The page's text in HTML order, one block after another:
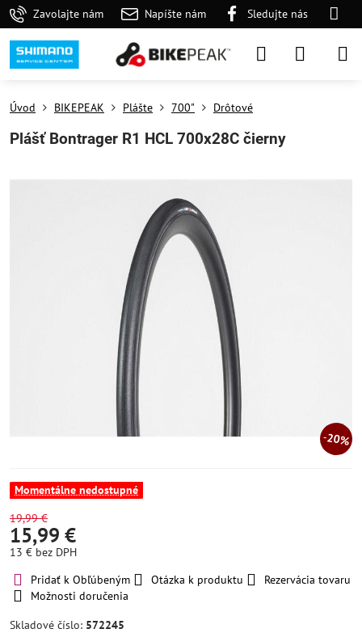
Zavolajte nám Napíšte nám Sledujte nás
20%
Úvod BIKEPEAK Plášte 700" Drôtové
Plášť Bontrager R1 HCL 700x28C čierny
Momentálne nedostupné
19,99 €
15,99 €
13 € bez DPH
Pridať k Obľúbeným
Otázka k produktu
Rezervácia tovaru
Možnosti doručenia
Skladové číslo: 572245